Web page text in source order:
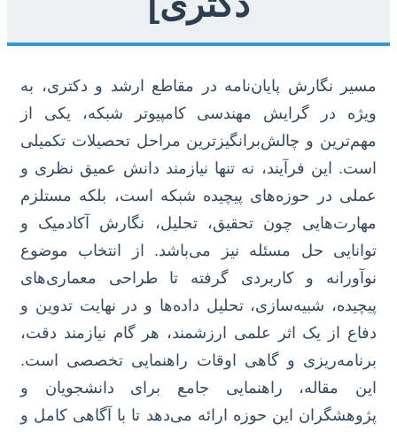
مسیر نگارش پایان‌نامه در مقاطع ارشد و دکتری، به
ویژه در گرایش مهندسی کامپیوتر شبکه، یکی از
مهم‌ترین و چالش‌برانگیزترین مراحل تحصیلات تکمیلی
است. این فرآیند، نه تنها نیازمند دانش عمیق نظری و
عملی در حوزه‌های پیچیده شبکه است، بلکه مستلزم
مهارت‌هایی چون تحقیق، تحلیل، نگارش آکادمیک و
توانایی حل مسئله نیز می‌باشد. از انتخاب موضوع
نوآورانه و کاربردی گرفته تا طراحی معماری‌های
پیچیده، شبیه‌سازی، تحلیل داده‌ها و در نهایت تدوین و
دفاع از یک اثر علمی ارزشمند، هر گام نیازمند دقت،
برنامه‌ریزی و گاهی اوقات راهنمایی تخصصی است.
این مقاله، راهنمایی جامع برای دانشجویان و
پژوهشگران این حوزه ارائه می‌دهد تا با آگاهی کامل و